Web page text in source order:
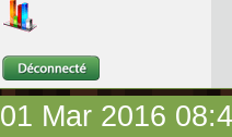
01 Mar 2016